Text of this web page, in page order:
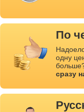
По
одну
сразу